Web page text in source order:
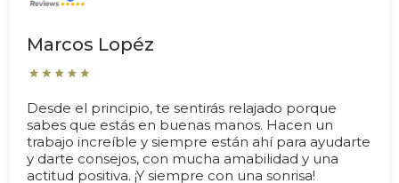
Marcos Lopéz
Desde el principio, te sentirás relajado porque
sabes que estás en buenas manos. Hacen un
trabajo increíble y siempre están ahí para ayudarte
y darte consejos, con mucha amabilidad y una
actitud positiva. ¡Y siempre con una sonrisa!